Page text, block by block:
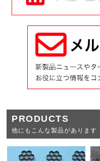
PRODUCTS
他にもこんな製品があります